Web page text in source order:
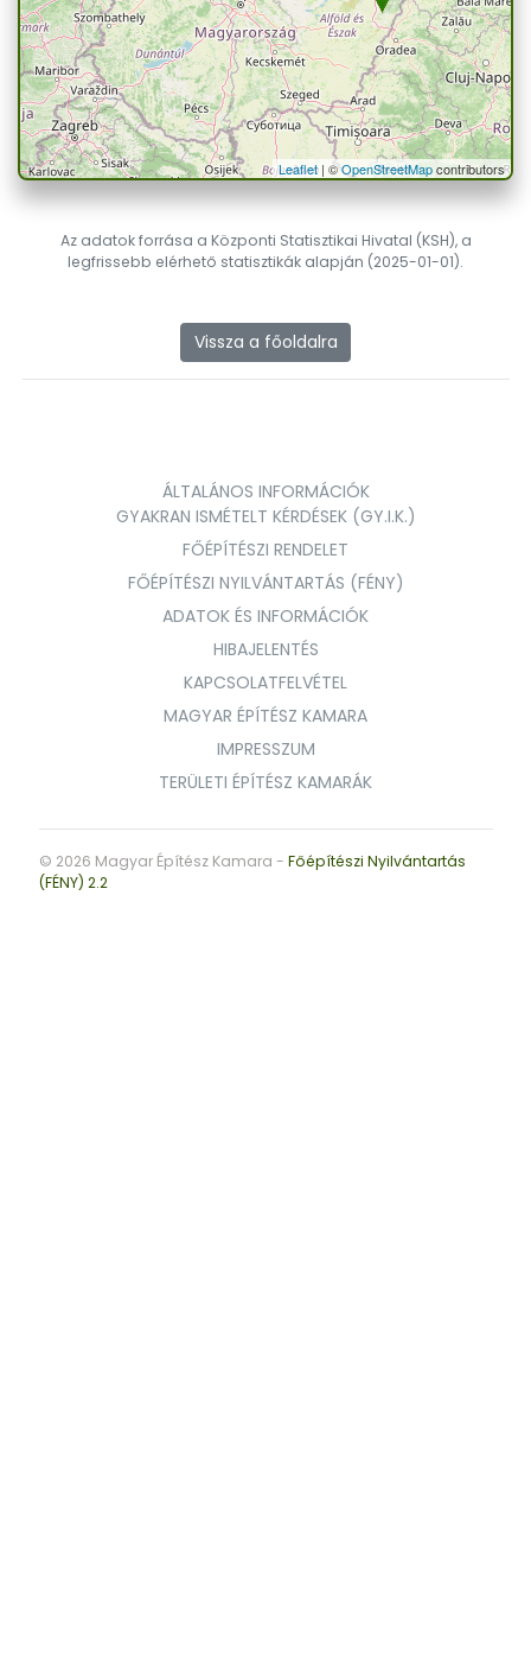
Leaflet| ©OpenStreetMapcontributors
Az adatok forrása a Központi Statisztikai Hivatal (KSH), a
legfrissebb elérhető statisztikák alapján (2025-01-01).
Vissza a főoldalra
ÁLTALÁNOS INFORMÁCIÓK
GYAKRAN ISMÉTELT KÉRDÉSEK (GY.I.K.)
FŐÉPÍTÉSZI RENDELET
FŐÉPÍTÉSZI NYILVÁNTARTÁS (FÉNY)
ADATOK ÉS INFORMÁCIÓK
HIBAJELENTÉS
KAPCSOLATFELVÉTEL
MAGYAR ÉPÍTÉSZ KAMARA
IMPRESSZUM
TERÜLETI ÉPÍTÉSZ KAMARÁK
© 2026 Magyar Építész Kamara - Főépítészi Nyilvántartás
(FÉNY) 2.2